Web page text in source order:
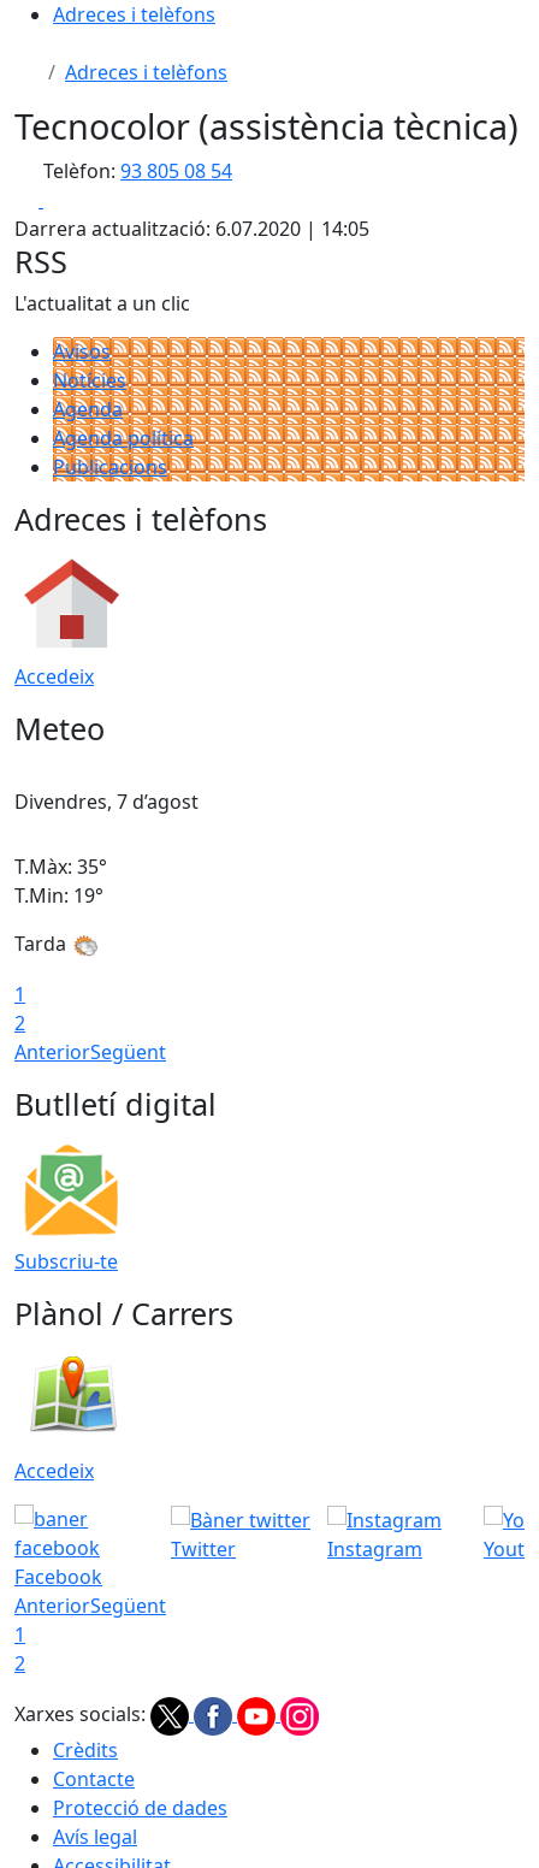
Adreces i telèfons
Adreces i telèfons
Tecnocolor (assistència tècnica)
Telèfon: 93 805 08 54
Darrera actualització: 6.07.2020 | 14:05
RSS
L'actualitat a un clic
Avisos
Notícies
Agenda
Agenda política
Publicacions
Adreces i telèfons
Accedeix
Meteo
Divendres, 7 d’agost
T.Màx: 35°
T.Min: 19°
Tarda
1
2
AnteriorSegüent
Butlletí digital
Subscriu-te
Plànol / Carrers
Accedeix
Facebook
Twitter Instagram
AnteriorSegüent
1
2
Xarxes socials:
Crèdits
Contacte
Protecció de dades
Avís legal